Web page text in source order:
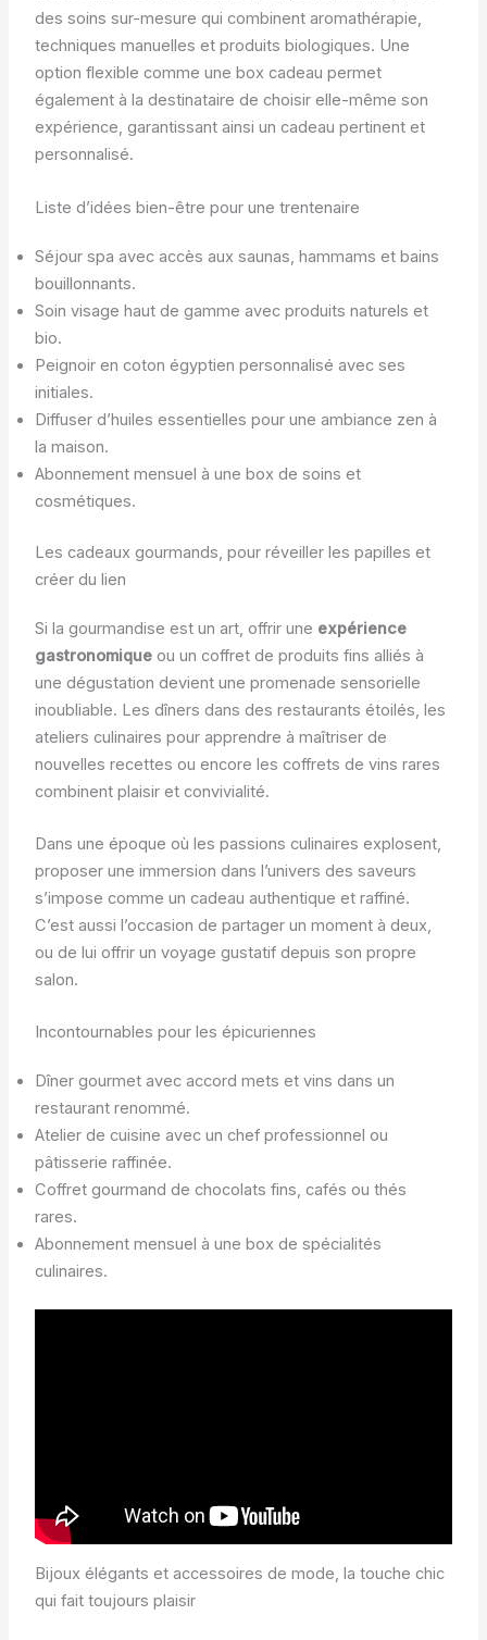
des soins sur-mesure qui combinent aromathérapie,
techniques manuelles et produits biologiques. Une
option flexible comme une box cadeau permet
également à la destinataire de choisir elle-même son
expérience, garantissant ainsi un cadeau pertinent et
personnalisé.
Liste d’idées bien-être pour une trentenaire
Séjour spa avec accès aux saunas, hammams et bains
bouillonnants.
Soin visage haut de gamme avec produits naturels et
bio.
Peignoir en coton égyptien personnalisé avec ses
initiales.
Diffuser d’huiles essentielles pour une ambiance zen à
la maison.
Abonnement mensuel à une box de soins et
cosmétiques.
Les cadeaux gourmands, pour réveiller les papilles et
créer du lien
Si la gourmandise est un art, offrir une expérience
gastronomiqueou un coffret de produits fins alliés à
une dégustation devient une promenade sensorielle
inoubliable. Les dîners dans des restaurants étoilés, les
ateliers culinaires pour apprendre à maîtriser de
nouvelles recettes ou encore les coffrets de vins rares
combinent plaisir et convivialité.
Dans une époque où les passions culinaires explosent,
proposer une immersion dans l’univers des saveurs
s’impose comme un cadeau authentique et raffiné.
C’est aussi l’occasion de partager un moment à deux,
ou de lui offrir un voyage gustatif depuis son propre
salon.
Incontournables pour les épicuriennes
Dîner gourmet avec accord mets et vins dans un
restaurant renommé.
Atelier de cuisine avec un chef professionnel ou
pâtisserie raffinée.
Coffret gourmand de chocolats fins, cafés ou thés
rares.
Abonnement mensuel à une box de spécialités
culinaires.
Bijoux élégants et accessoires de mode, la touche chic
qui fait toujours plaisir